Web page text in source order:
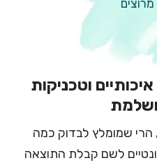
וטכניקות
הרי שמומלץ לבדוק כמה
לשם קבלת התוצאה